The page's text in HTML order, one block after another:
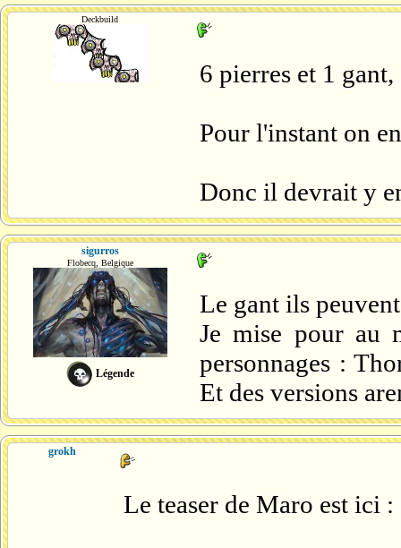
Deckbuild
6 pierres et 1
Pour l'instant on
Donc il devrait y
sigurros
Flobecq, Belgique
Légende
Le gant ils
Je mise pour au
personnages :
Et des versions
grokh
Le teaser de Maro est ici :